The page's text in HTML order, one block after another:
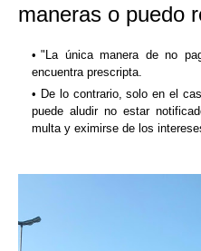
maneras o puedo
"La única manera de no
encuentra prescripta.
De lo contrario, solo en el
puede aludir no estar
multa y eximirse de los